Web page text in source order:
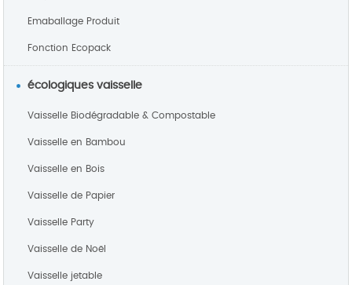
Emaballage Produit
Fonction Ecopack
écologiques vaisselle
Vaisselle Biodégradable & Compostable
Vaisselle en Bambou
Vaisselle en Bois
Vaisselle de Papier
Vaisselle Party
Vaisselle de Noël
Vaisselle jetable